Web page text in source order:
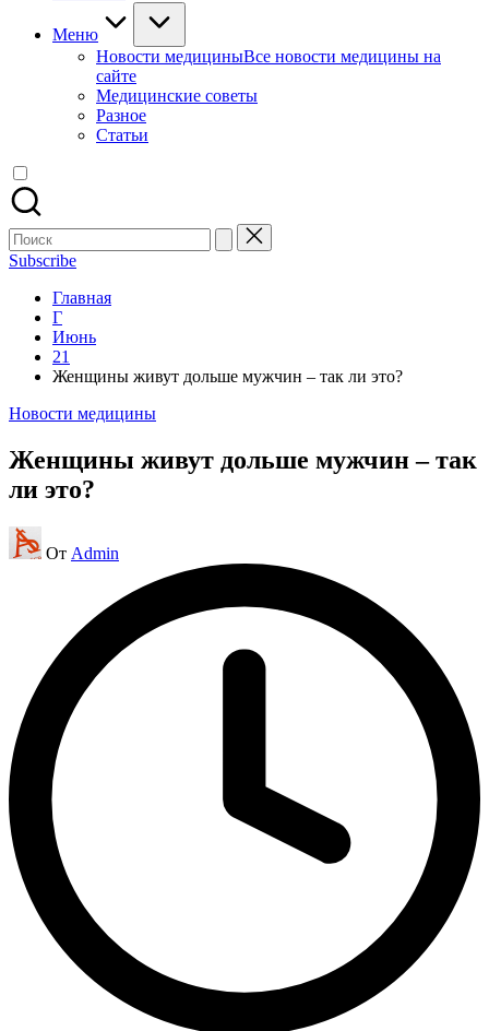
Меню
Новости медициныВсе новости медицины на
сайте
Медицинские советы
Разное
Статьи
Поиск
для:
Subscribe
Главная
Г
Июнь
21
Женщины живут дольше мужчин – так ли это?
Опубликовано
Новости медицины
Женщины живут дольше мужчин – так
ли это?
Запись
от
От Admin